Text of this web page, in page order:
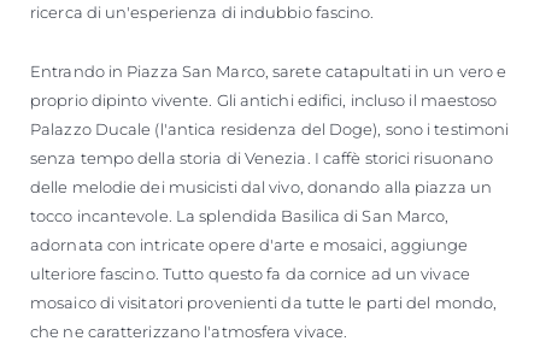
ricerca di un'esperienza di indubbio fascino.
Entrando in Piazza San Marco, sarete catapultati in un vero e
proprio dipinto vivente. Gli antichi edifici, incluso il maestoso
Palazzo Ducale (l'antica residenza del Doge), sono i testimoni
senza tempo della storia di Venezia. I caffè storici risuonano
delle melodie dei musicisti dal vivo, donando alla piazza un
tocco incantevole. La splendida Basilica di San Marco,
adornata con intricate opere d'arte e mosaici, aggiunge
ulteriore fascino. Tutto questo fa da cornice ad un vivace
mosaico di visitatori provenienti da tutte le parti del mondo,
che ne caratterizzano l'atmosfera vivace.